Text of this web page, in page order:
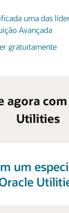
uma das
Avançada
gratuitamente
agora
Utilities
um